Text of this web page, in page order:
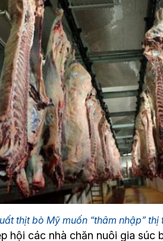
thịt bò Mỹ muốn “thâm nhập”
hội các nhà chăn nuôi gia